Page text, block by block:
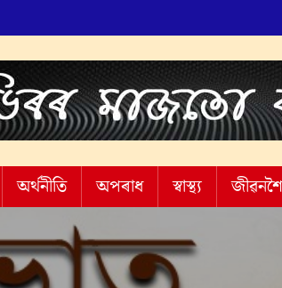
অৰ্থনীতি অপৰাধ স্বাস্থ্য